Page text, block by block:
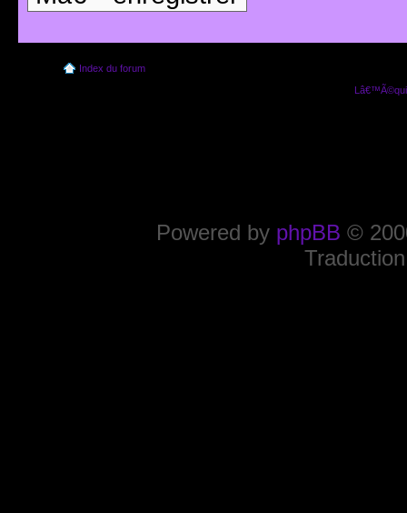
Index du forum
Powered by phpBB ©